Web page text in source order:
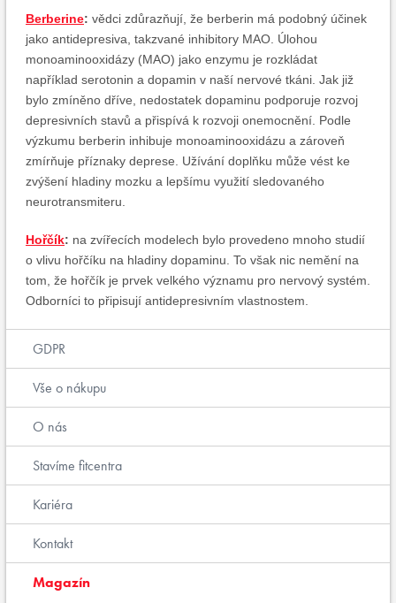
Berberine: vědci zdůrazňují, že berberin má podobný účinek
jako antidepresiva, takzvané inhibitory MAO. Úlohou
monoaminooxidázy (MAO) jako enzymu je rozkládat
například serotonin a dopamin v naší nervové tkáni. Jak již
bylo zmíněno dříve, nedostatek dopaminu podporuje rozvoj
depresivních stavů a ​​přispívá k rozvoji onemocnění. Podle
výzkumu berberin inhibuje monoaminooxidázu a zároveň
zmírňuje příznaky deprese. Užívání doplňku může vést ke
zvýšení hladiny mozku a lepšímu využití sledovaného
neurotransmiteru.
Hořčík: na zvířecích modelech bylo provedeno mnoho studií
o vlivu hořčíku na hladiny dopaminu. To však nic nemění na
tom, že hořčík je prvek velkého významu pro nervový systém.
Odborníci to připisují antidepresivním vlastnostem.
GDPR
Vše o nákupu
O nás
Stavíme fitcentra
Kariéra
Kontakt
Magazín